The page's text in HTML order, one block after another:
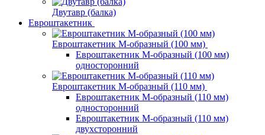
Двутавр (балка)
Евроштакетник
Евроштакетник М-образный (100 мм)
Евроштакетник М-образный (100 мм)
односторонний
Евроштакетник М-образный (110 мм)
Евроштакетник М-образный (110 мм)
односторонний
Евроштакетник М-образный (110 мм)
двухсторонний